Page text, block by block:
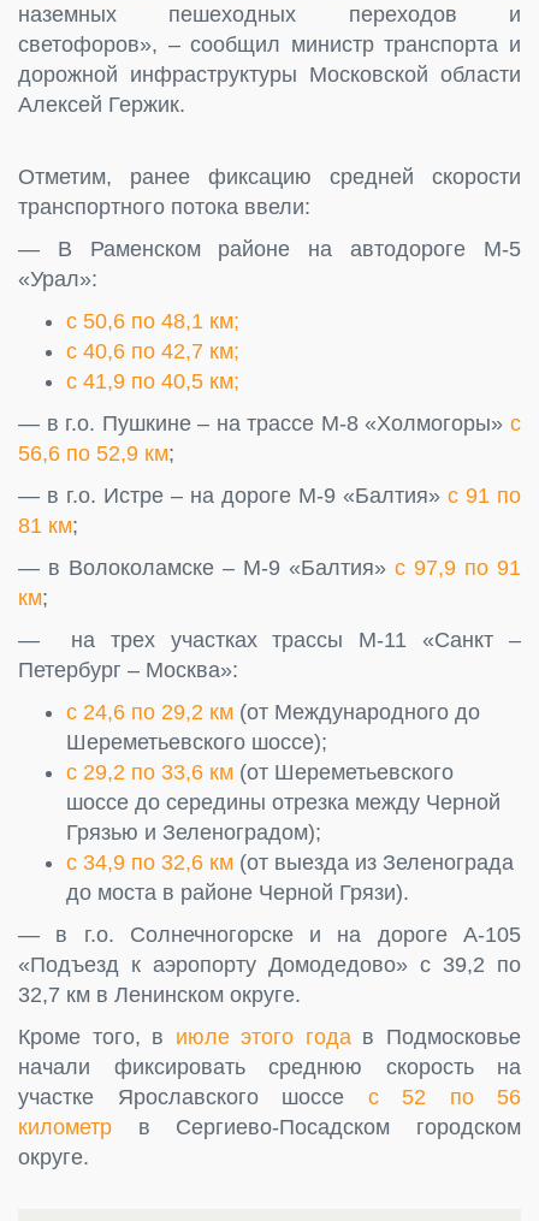
наземных пешеходных переходов и
светофоров», – сообщил министр транспорта и
дорожной инфраструктуры Московской области
Алексей Гержик.
Отметим, ранее фиксацию средней скорости
транспортного потока ввели:
— В Раменском районе на автодороге М-5
«Урал»:
с 50,6 по 48,1 км;
с 40,6 по 42,7 км;
с 41,9 по 40,5 км;
— в г.о. Пушкине – на трассе М-8 «Холмогоры» с
56,6 по 52,9 км;
— в г.о. Истре – на дороге М-9 «Балтия» с 91 по
81 км;
— в Волоколамске – М-9 «Балтия» с 97,9 по 91
км;
— на трех участках трассы М-11 «Санкт –
Петербург – Москва»:
с 24,6 по 29,2 км (от Международного до
Шереметьевского шоссе);
с 29,2 по 33,6 км (от Шереметьевского
шоссе до середины отрезка между Черной
Грязью и Зеленоградом);
с 34,9 по 32,6 км (от выезда из Зеленограда
до моста в районе Черной Грязи).
— в г.о. Солнечногорске и на дороге А-105
«Подъезд к аэропорту Домодедово» с 39,2 по
32,7 км в Ленинском округе.
Кроме того, в июле этого года в Подмосковье
начали фиксировать среднюю скорость на
участке Ярославского шоссе с 52 по 56
километр в Сергиево-Посадском городском
округе.